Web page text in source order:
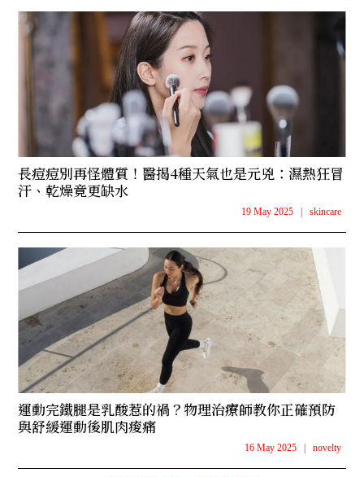
長痘痘別再怪體質！醫揭4種天氣也是元兇：濕熱狂冒
汗、乾燥竟更缺水
19 May 2025 skincare
運動完鐵腿是乳酸惹的禍？物理治療師教你正確預防
與舒緩運動後肌肉痠痛
16 May 2025 novelty